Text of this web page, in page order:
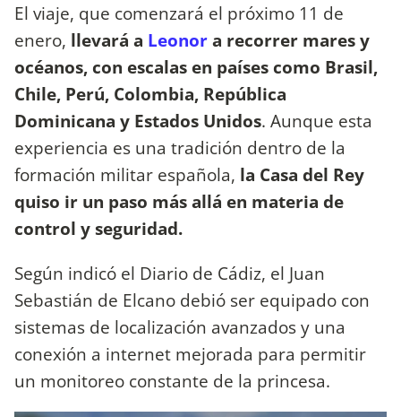
El viaje, que comenzará el próximo 11 de
enero, llevará a Leonora recorrer mares y
océanos, con escalas en países como Brasil,
Chile, Perú, Colombia, República
Dominicana y Estados Unidos. Aunque esta
experiencia es una tradición dentro de la
formación militar española, la Casa del Rey
quiso ir un paso más allá en materia de
control y seguridad.
Según indicó el Diario de Cádiz, el Juan
Sebastián de Elcano debió ser equipado con
sistemas de localización avanzados y una
conexión a internet mejorada para permitir
un monitoreo constante de la princesa.